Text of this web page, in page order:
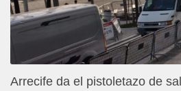
Arrecife da el pistoletazo de